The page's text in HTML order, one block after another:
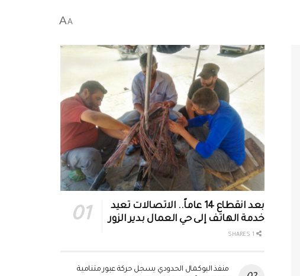
A
A
بعد انقطاع 14 عاماً.. الاتصالات تعيد
خدمة الهاتف إلى حي العمال بدير الزور
منفذ البوكمال الحدودي يسجل حركة عبور متنامية